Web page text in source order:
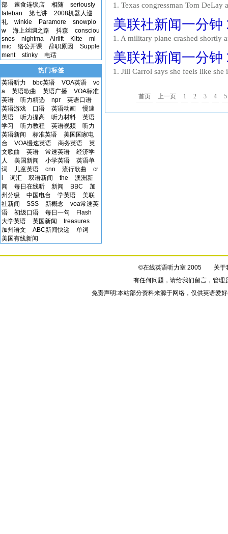
1. Texas congressman Tom
美联社新闻一分钟
1. A military plane crashed shortly
美联社新闻一分钟
1. Jill Carrol says she feels like
首页 上一页 1 2 3 4 5
部
速食连锁店 相随
seriously
taleban
第七讲
2008机器人巡
礼
winkie Paramore
snowplo
w
海上丝绸之路 抖森
consciou
snes
nightma Airlift Kitte
mi
mic
络公开课 辞职原因
Supple
ment
stinky 电话
热门标签
英语听力
bbc英语 VOA英语
vo
a
英语歌曲 英语广播
VOA标准
英语
听力精选 npr
英语口语
英语游戏
口语 英语动画
慢速
英语
听力提高 听力材料
英语
学习
听力教程 英语视频
听力
英语新闻
标准英语
美国国家电
台
VOA慢速英语 商务英语
英
文歌曲
英语 常速英语
经济学
人
美国新闻 小学英语
英语单
词
儿童英语 cnn 流行歌曲
cr
i
词汇 双语新闻 the
澳洲新
闻
每日在线听 新闻 BBC
加
州分级
中国电台 学英语
美联
社新闻
SSS 新概念
voa常速英
语
初级口语 每日一句
Flash
大学英语
英国新闻
treasures
加州语文
ABC新闻快递
单词
美国有线新闻
©在线英语听力室 2005 关于
有任何问题，请给我们留言，管理
免责声明:本站部分资料来源于网络，仅供英语爱